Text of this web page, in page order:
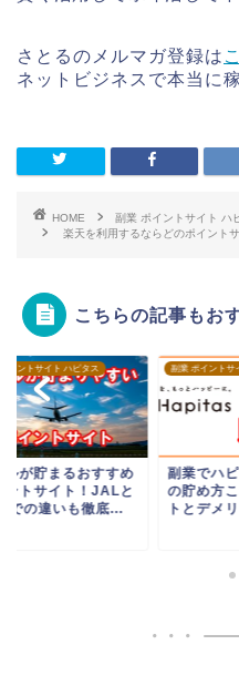
さとるのメルマガ登録は
ネットビジネスで本当に
HOME
副業 ポイントサイト ハ
楽天を利用するならどのポイント
こちらの記事もお
イントサイト ハピタス
ルが貯まるおすすめ
ントサイト！JALと
での違いも徹底...
副業 ポイントサ
副業でハ
の貯め方
トとデメ